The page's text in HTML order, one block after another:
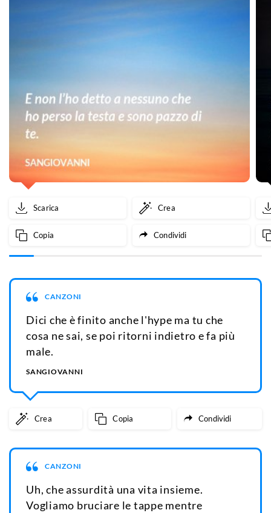
Scarica Crea
Copia Condividi
CANZONI
Dici che è finito anche l'hype ma tu che
cosa ne sai, se poi ritorni indietro e fa più
male.
SANGIOVANNI
Crea Copia Condividi
CANZONI
Uh, che assurdità una vita insieme.
Vogliamo bruciare le tappe mentre